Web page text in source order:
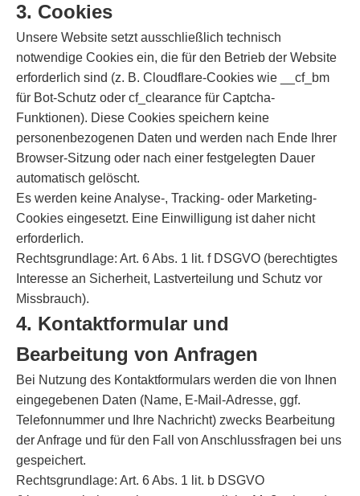
3. Cookies
Unsere Website setzt ausschließlich technisch
notwendige Cookies ein, die für den Betrieb der Website
erforderlich sind (z. B. Cloudflare-Cookies wie __cf_bm
für Bot-Schutz oder cf_clearance für Captcha-
Funktionen). Diese Cookies speichern keine
personenbezogenen Daten und werden nach Ende Ihrer
Browser-Sitzung oder nach einer festgelegten Dauer
automatisch gelöscht.
Es werden keine Analyse-, Tracking- oder Marketing-
Cookies eingesetzt. Eine Einwilligung ist daher nicht
erforderlich.
Rechtsgrundlage: Art. 6 Abs. 1 lit. f DSGVO (berechtigtes
Interesse an Sicherheit, Lastverteilung und Schutz vor
Missbrauch).
4. Kontaktformular und
Bearbeitung von Anfragen
Bei Nutzung des Kontaktformulars werden die von Ihnen
eingegebenen Daten (Name, E-Mail-Adresse, ggf.
Telefonnummer und Ihre Nachricht) zwecks Bearbeitung
der Anfrage und für den Fall von Anschlussfragen bei uns
gespeichert.
Rechtsgrundlage: Art. 6 Abs. 1 lit. b DSGVO